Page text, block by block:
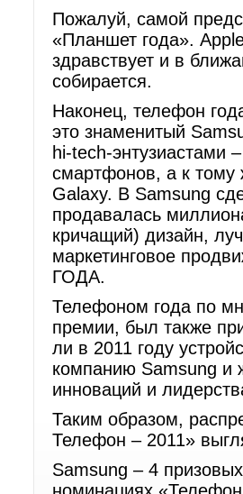
Пожалуй, самой
«Планшет года».
здравствует и в
собирается.
Наконец, телефон
это знаменитый
hi-tech-энтузиастами
смартфонов, а к тому
Galaxy. В Samsung
продавалась
кричащий) дизайн,
маркетинговое
ГОДА.
Телефоном года по
премии, был также
ли в 2011 году
компанию Samsung и
инноваций и
Таким образом,
Телефон – 2011»
Samsung – 4